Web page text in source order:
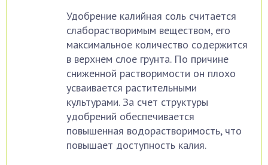
Удобрение калийная соль считается
слаборастворимым веществом, его
максимальное количество содержится
в верхнем слое грунта. По причине
сниженной растворимости он плохо
усваивается растительными
культурами. За счет структуры
удобрений обеспечивается
повышенная водорастворимость, что
повышает доступность калия.